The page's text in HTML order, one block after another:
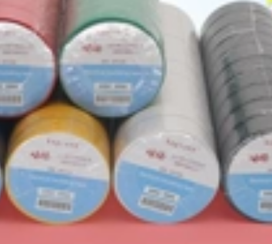
băng dính chịu nhiệt
màu xanh
192,000
Đèn LED chịu nhiệt
độ cao Băng trong
suốt Tấm PCB Tấm
mạ điện Bảo vệ điện
tử Mặt nạ nhiệt độ
cao mà không có
dấu vết Giấy băng
dính chịu nhiệt
190,000
3M4910VHB keo